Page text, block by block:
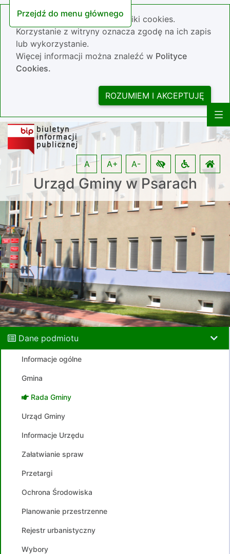
Przejdź do menu głównego
Nasza strona wykorzystuje pliki cookies.
Korzystanie z witryny oznacza zgodę na ich zapis
lub wykorzystanie.
Więcej informacji można znaleźć w Polityce
Cookies.
ROZUMIEM I AKCEPTUJĘ
Urząd Gminy w Psarach
A A+ A-
Dane podmiotu
Informacje ogólne
Gmina
Rada Gminy
Urząd Gminy
Informacje Urzędu
Załatwianie spraw
Przetargi
Ochrona Środowiska
Planowanie przestrzenne
Rejestr urbanistyczny
Wybory